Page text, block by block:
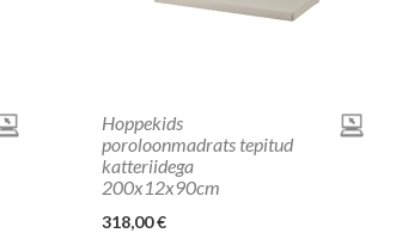
Hoppekids
poroloonmadrats tepitud
katteriidega
200x12x90cm
318,00 €